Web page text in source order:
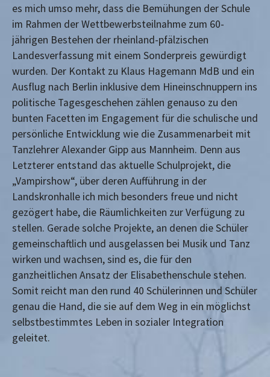
es mich umso mehr, dass die Bemühungen der Schule
im Rahmen der Wettbewerbsteilnahme zum 60-
jährigen Bestehen der rheinland-pfälzischen
Landesverfassung mit einem Sonderpreis gewürdigt
wurden. Der Kontakt zu Klaus Hagemann MdB und ein
Ausflug nach Berlin inklusive dem Hineinschnuppern ins
politische Tagesgeschehen zählen genauso zu den
bunten Facetten im Engagement für die schulische und
persönliche Entwicklung wie die Zusammenarbeit mit
Tanzlehrer Alexander Gipp aus Mannheim. Denn aus
Letzterer entstand das aktuelle Schulprojekt, die
„Vampirshow“, über deren Aufführung in der
Landskronhalle ich mich besonders freue und nicht
gezögert habe, die Räumlichkeiten zur Verfügung zu
stellen. Gerade solche Projekte, an denen die Schüler
gemeinschaftlich und ausgelassen bei Musik und Tanz
wirken und wachsen, sind es, die für den
ganzheitlichen Ansatz der Elisabethenschule stehen.
Somit reicht man den rund 40 Schülerinnen und Schüler
genau die Hand, die sie auf dem Weg in ein möglichst
selbstbestimmtes Leben in sozialer Integration
geleitet.